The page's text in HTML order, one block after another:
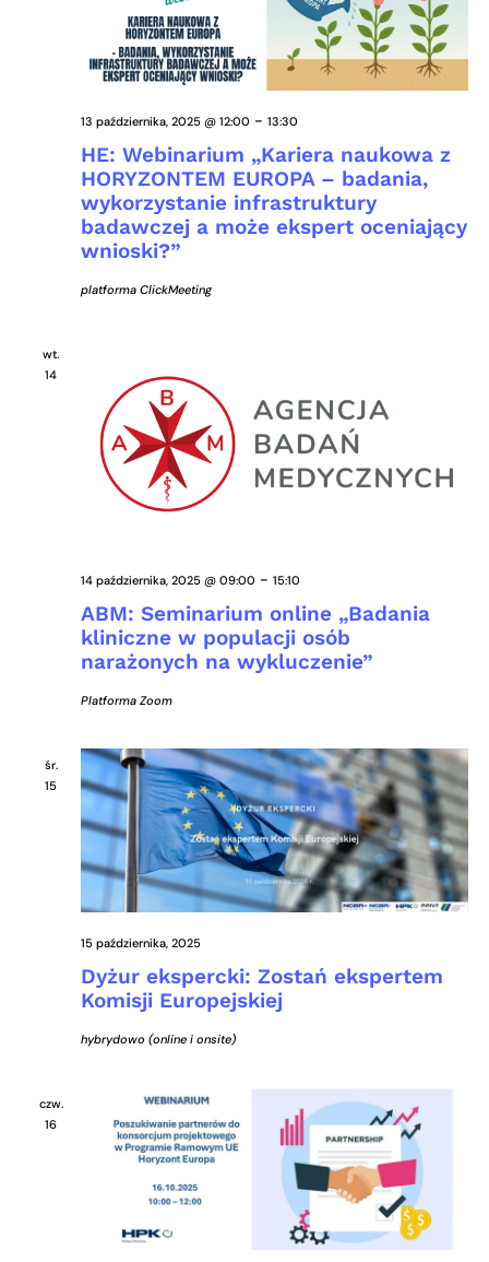
HE: Webinarium „Kariera naukowa z
HORYZONTEM EUROPA – badania,
wykorzystanie infrastruktury
badawczej a może ekspert oceniający
wnioski?”
13 października, 2025 @ 12:00 - 13:30
platforma ClickMeeting
wt.
14
ABM: Seminarium online „Badania
kliniczne w populacji osób
narażonych na wykluczenie”
14 października, 2025 @ 09:00 - 15:10
Platforma Zoom
śr.
15
Dyżur ekspercki: Zostań ekspertem
Komisji Europejskiej
15 października, 2025
hybrydowo (online i onsite)
czw.
16